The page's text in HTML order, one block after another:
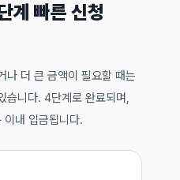
계 빠른 신청
나 더 큰 금액이 필요할 때는
습니다. 4단계로 완료되며,
내 입금됩니다.